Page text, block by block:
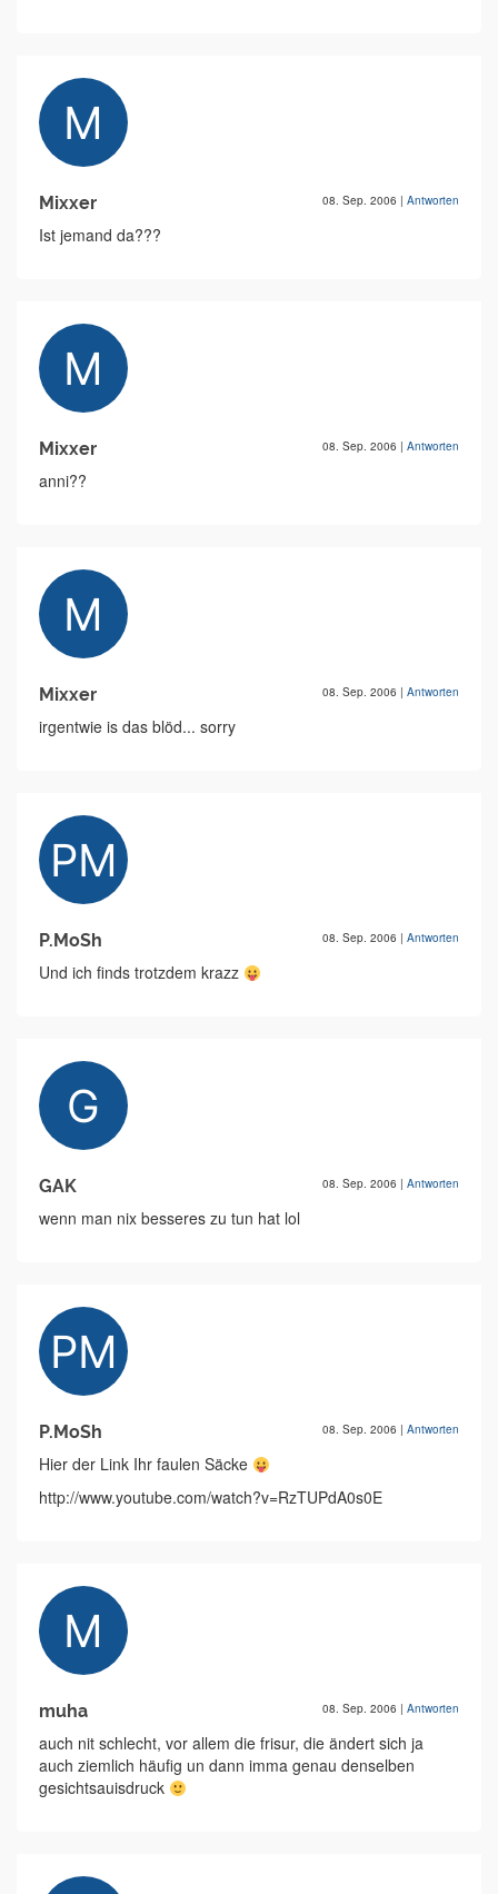
Mixxer 08. Sep. 2006 | Antworten
Ist jemand da???
Mixxer 08. Sep. 2006 | Antworten
anni??
Mixxer 08. Sep. 2006 | Antworten
irgentwie is das blöd... sorry
P.MoSh 08. Sep. 2006 | Antworten
Und ich finds trotzdem krazz
GAK 08. Sep. 2006 | Antworten
wenn man nix besseres zu tun hat lol
P.MoSh 08. Sep. 2006 | Antworten
Hier der Link Ihr faulen Säcke
http://www.youtube.com/watch?v=RzTUPdA0s0E
muha 08. Sep. 2006 | Antworten
auch nit schlecht, vor allem die frisur, die ändert sich ja
auch ziemlich häufig un dann imma genau denselben
gesichtsauisdruck